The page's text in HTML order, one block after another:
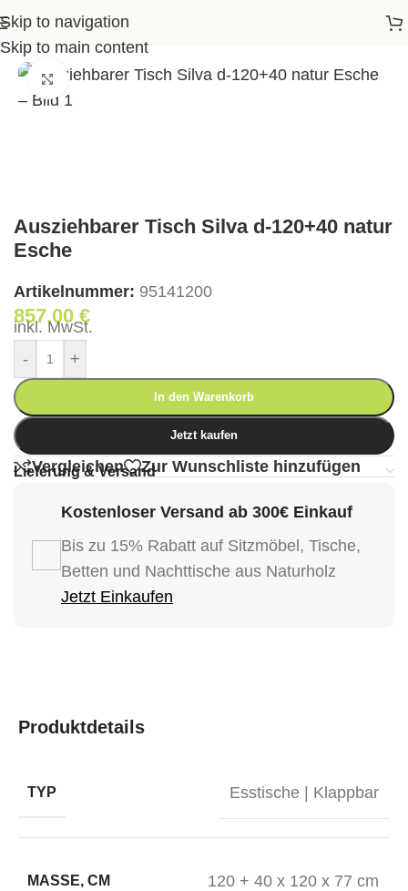
Skip to navigation
Skip to main content
>Ausziehbarer Tisch Silva d-120+40 natur Esche
Klick zum Vergrößern
Ausziehbarer Tisch Silva d-120+40 natur
Esche
Artikelnummer: 95141200
857,00€
inkl. MwSt.
-
+
In den Warenkorb
Jetzt kaufen
Vergleichen Zur Wunschliste hinzufügen
Lieferung & Versand
Kostenloser Versand ab 300€ Einkauf
Bis zu 15% Rabatt auf Sitzmöbel, Tische,
Betten und Nachttische aus Naturholz
Jetzt Einkaufen
Produktdetails
TYP Esstische | Klappbar
MASSE, CM 120 + 40 x 120 x 77 cm